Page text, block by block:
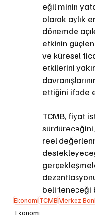
eğiliminin
olarak aylık
dönemde
etkinin
ve küresel
etkilerini
ettiğini ifade
TCMB, fiyat
reel
belirleneceği
Ekonomi TCMBMerkez
Ekonomi